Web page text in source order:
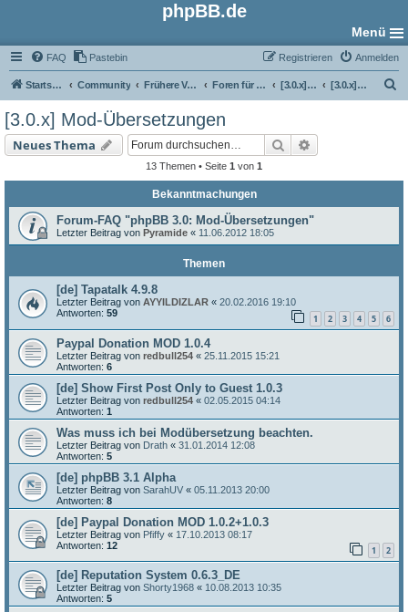
phpBB.de
Menü
FAQ Pastebin Anmelden
Registrieren
Startseite Community Frühere Versionen Foren für phpBB 3.0 [3.0.x] Übersetzungs-Foren [3.0.x] Mod-Übersetzungen
[3.0.x] Mod-Übersetzungen
Neues Thema Suche
13 Themen • Seite 1 von 1
Bekanntmachungen
Forum-FAQ "phpBB 3.0: Mod-Übersetzungen"
Letzter Beitrag von Pyramide « 11.06.2012 18:05
Themen
[de] Tapatalk 4.9.8
Letzter Beitrag von AYYILDIZLAR « 20.02.2016 19:10
Antworten: 59 1 2 3 4 5 6
Paypal Donation MOD 1.0.4
Letzter Beitrag von redbull254 « 25.11.2015 15:21
Antworten: 6
[de] Show First Post Only to Guest 1.0.3
Letzter Beitrag von redbull254 « 02.05.2015 04:14
Antworten: 1
Was muss ich bei Modübersetzung beachten.
Letzter Beitrag von Drath « 31.01.2014 12:08
Antworten: 5
[de] phpBB 3.1 Alpha
Letzter Beitrag von SarahUV « 05.11.2013 20:00
Antworten: 8
[de] Paypal Donation MOD 1.0.2+1.0.3
Letzter Beitrag von Pfiffy « 17.10.2013 08:17
Antworten: 12 1 2
[de] Reputation System 0.6.3_DE
Letzter Beitrag von Shorty1968 « 10.08.2013 10:35
Antworten: 5